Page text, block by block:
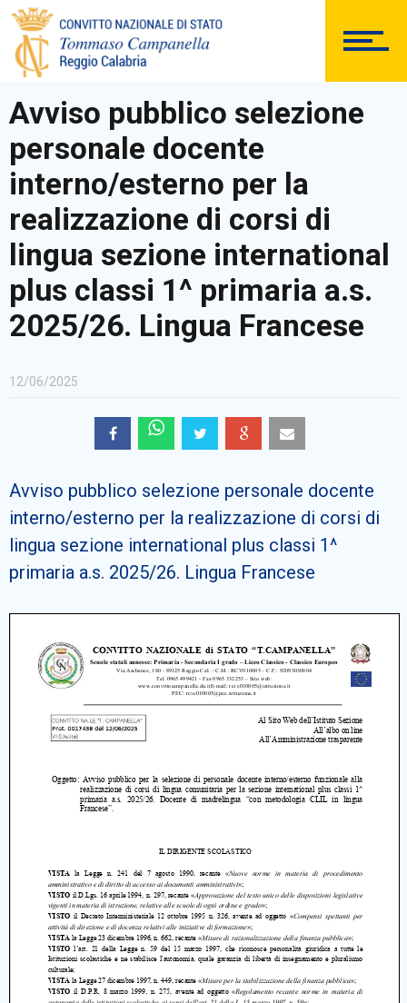
DOCUMENTAZIONE
PERSONALE
Comunicazioni Esterne
Avviso pubblico selezione
personale docente
interno/esterno per la
realizzazione di corsi di
lingua sezione international
plus classi 1^ primaria a.s.
2025/26. Lingua Francese
12/06/2025
Avviso pubblico selezione personale docente
interno/esterno per la realizzazione di corsi di
lingua sezione international plus classi 1^
primaria a.s. 2025/26. Lingua Francese